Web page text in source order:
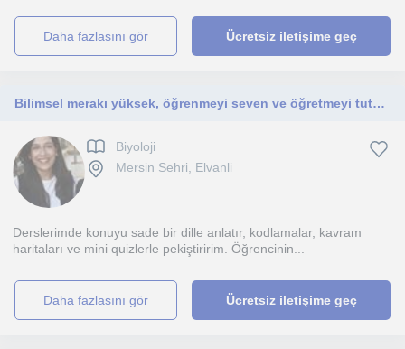
daha fazlasını gör Ücretsiz iletişime geç
Bilimsel merakı yüksek, öğrenmeyi seven ve öğretmeyi tutkuyla yapan bir eğitimciyim. Her öğrencinin öğrenme stiline yöneliğimdir
Biyoloji
Mersin Sehri, Elvanli
Derslerimde konuyu sade bir dille anlatır, kodlamalar, kavram
haritaları ve mini quizlerle pekiştiririm. Öğrencinin...
daha fazlasını gör Ücretsiz iletişime geç